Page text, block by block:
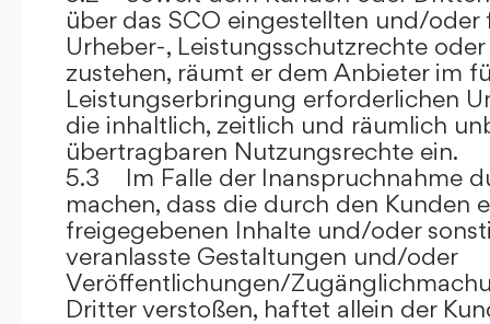
über das SCO eingestellten und/
Urheber-, Leistungsschutzrechte
zustehen, räumt er dem Anbieter im
Leistungserbringung erforderlichen
die inhaltlich, zeitlich und räumlich
übertragbaren Nutzungsrechte ein.
5.3 Im Falle der Inanspruchnahme
machen, dass die durch den Kunden
freigegebenen Inhalte und/oder
veranlasste Gestaltungen und/oder
Veröffentlichungen/
Dritter verstoßen, haftet allein der